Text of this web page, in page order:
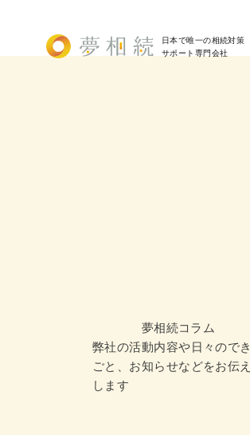
日本で唯一の相続対策
サポート 専門会社
夢相続コラム
弊社の活動内容や日々のでき
ごと、お知らせなどをお伝え
します